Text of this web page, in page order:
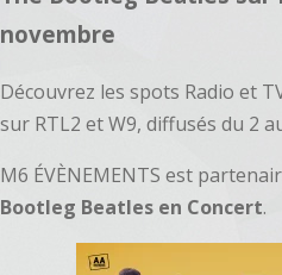
novembre
Découvrez les spots Radio et
sur RTL2 et W9, diffusés du 2
M6 ÉVÈNEMENTS est
Bootleg Beatles en Concert.